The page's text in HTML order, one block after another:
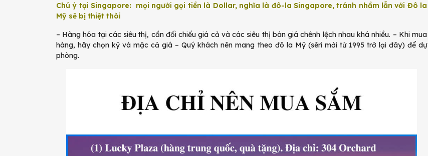
Chú ý tại Singapore: mọi người gọi tiền là Dollar, nghĩa là đô-la Singapore, tránh nhầm lẫn với Đô la
Mỹ sẽ bị thiệt thòi
– Hàng hóa tại các siêu thị, cần đối chiếu giá cả và các siêu thị bán giá chênh lệch nhau khá nhiều. – Khi mua
hàng, hãy chọn kỹ và mặc cả giá – Quý khách nên mang theo đô la Mỹ (sêri mới từ 1995 trở lại đây) để dự
phòng.